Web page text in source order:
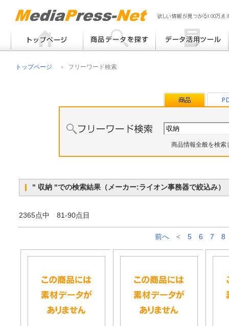
メーカー別検索
トップページ フリーワード検索
商品情報全般を検索
" 収納 "での検索結果（メーカー:ライオン事務器で絞込み
2365点中 81-90点目
前へ < 5 6 7 8